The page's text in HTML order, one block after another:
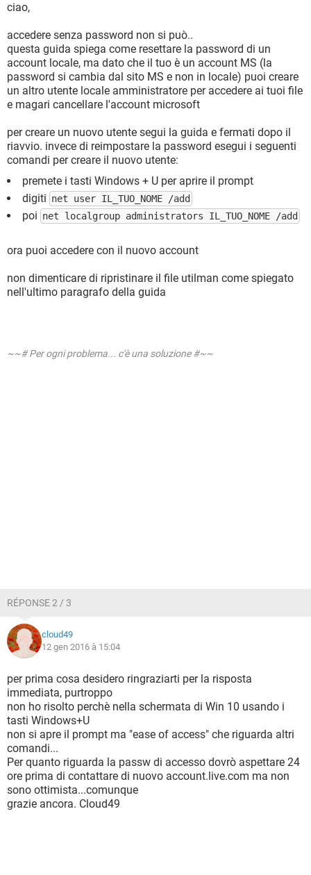
ciao,
accedere senza password non si può..
questa guida spiega come resettare la password di un
account locale, ma dato che il tuo è un account MS (la
password si cambia dal sito MS e non in locale) puoi creare
un altro utente locale amministratore per accedere ai tuoi file
e magari cancellare l'account microsoft
per creare un nuovo utente segui la guida e fermati dopo il
riavvio. invece di reimpostare la password esegui i seguenti
comandi per creare il nuovo utente:
premete i tasti Windows + U per aprire il prompt
digiti net user IL_TUO_NOME /add
poi net localgroup administrators IL_TUO_NOME /add
ora puoi accedere con il nuovo account
non dimenticare di ripristinare il file utilman come spiegato
nell'ultimo paragrafo della guida
~~# Per ogni problema... c'è una soluzione #~~
RÉPONSE 2 / 3
cloud49
12 gen 2016 à 15:04
per prima cosa desidero ringraziarti per la risposta
immediata, purtroppo
non ho risolto perchè nella schermata di Win 10 usando i
tasti Windows+U
non si apre il prompt ma "ease of access" che riguarda altri
comandi...
Per quanto riguarda la passw di accesso dovrò aspettare 24
ore prima di contattare di nuovo account.live.com ma non
sono ottimista...comunque
grazie ancora. Cloud49